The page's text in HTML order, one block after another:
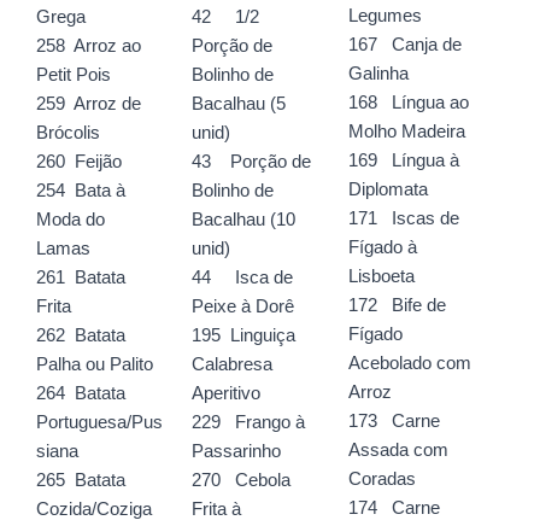
Grega
258 Arroz ao
Petit Pois
259 Arroz de
Brócolis
260 Feijão
254 Bata à
Moda do
Lamas
261 Batata
Frita
262 Batata
Palha ou Palito
264 Batata
Portuguesa/Pus
siana
265 Batata
Cozida/Coziga
42 1/2
Porção de
Bolinho de
Bacalhau (5
unid)
43 Porção de
Bolinho de
Bacalhau (10
unid)
44 Isca de
Peixe à Dorê
195 Linguiça
Calabresa
Aperitivo
229 Frango à
Passarinho
270 Cebola
Frita à
Legumes
167 Canja de
Galinha
168 Língua ao
Molho Madeira
169 Língua à
Diplomata
171 Iscas de
Fígado à
Lisboeta
172 Bife de
Fígado
Acebolado com
Arroz
173 Carne
Assada com
Coradas
174 Carne